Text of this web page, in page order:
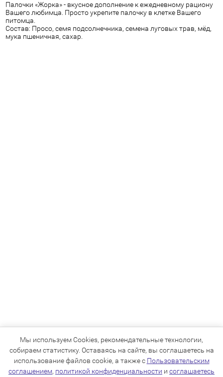
Палочки «Жорка» - вкусное дополнение к ежедневному рациону
Вашего любимца. Просто укрепите палочку в клетке Вашего
питомца.
Состав: Просо, семя подсолнечника, семена луговых трав, мёд,
мука пшеничная, сахар.
Мы используем Cookies, рекомендательные технологии,
собираем статистику. Оставаясь на сайте, вы соглашаетесь на
использование файлов cookie, а также с Пользовательским
соглашением, политикой конфиденциальности и соглашаетесь